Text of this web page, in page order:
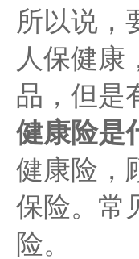
所以说，
人保健康
品，但是
健康险是
健康险，
保险。常
险。